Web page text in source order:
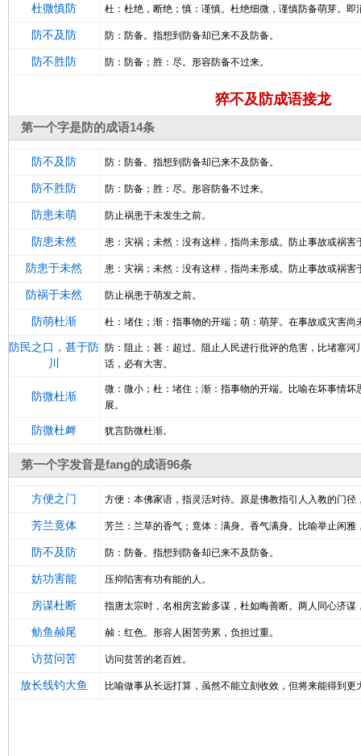
杜微慎防 杜：杜绝，断绝；慎：谨慎。杜绝细微，谨慎防备萌芽。
防不及防 防：防备。指想到防备却已来不及防备。
防不胜防 防：防备；胜：尽。形容防备不过来。
猝不及防成语接龙
第一个字是防的成语14条
防不及防 防：防备。指想到防备却已来不及防备。
防不胜防 防：防备；胜：尽。形容防备不过来。
防患未萌 防止祸患于未发生之前。
防患未然 患：灾祸；未然：没有这样，指尚未形成。防止事故或祸害
防患于未然 患：灾祸；未然：没有这样，指尚未形成。防止事故或祸害
防祸于未然 防止祸患于萌发之前。
防萌杜渐 杜：堵住；渐：指事物的开端；萌：萌芽。在事故或灾害尚
防民之口，甚于防
川
防：阻止；甚：超过。阻止人民进行批评的危害，比堵塞
话，必有大害。
防微杜渐
微：微小；杜：堵住；渐：指事物的开端。比喻在坏事情
展。
防微杜衅 犹言防微杜渐。
第一个字发音是fang的成语96条
方便之门 方便：本佛家语，指灵活对待。原是佛教指引人入教的门径
芳兰竟体 芳兰：兰草的香气；竟体：满身。香气满身。比喻举止闲雅
防不及防 防：防备。指想到防备却已来不及防备。
妨功害能 压抑陷害有功有能的人。
房谋杜断 指唐太宗时，名相房玄龄多谋，杜如晦善断。两人同心济谋
鲂鱼赪尾 赪：红色。形容人困苦劳累，负担过重。
访贫问苦 访问贫苦的老百姓。
放长线钓大鱼 比喻做事从长远打算，虽然不能立刻收效，但将来能得到更